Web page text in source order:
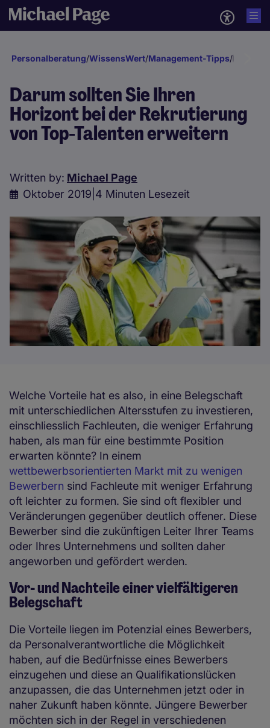
Personalberatung/WissensWert/Management-Tipps/
Darum sollten Sie Ihren
Horizont bei der Rekrutierung
von Top-Talenten erweitern
Written by: Michael Page
Oktober 2019 4 Minuten Lesezeit
Welche Vorteile hat es also, in eine Belegschaft
mit unterschiedlichen Altersstufen zu investieren,
einschliesslich Fachleuten, die weniger Erfahrung
haben, als man für eine bestimmte Position
erwarten könnte? In einem
wettbewerbsorientierten Markt mit zu wenigen
Bewerbern sind Fachleute mit weniger Erfahrung
oft leichter zu formen. Sie sind oft flexibler und
Veränderungen gegenüber deutlich offener. Diese
Bewerber sind die zukünftigen Leiter Ihrer Teams
oder Ihres Unternehmens und sollten daher
angeworben und gefördert werden.
Vor- und Nachteile einer vielfältigeren
Belegschaft
Die Vorteile liegen im Potenzial eines Bewerbers,
da Personalverantwortliche die Möglichkeit
haben, auf die Bedürfnisse eines Bewerbers
einzugehen und diese an Qualifikationslücken
anzupassen, die das Unternehmen jetzt oder in
naher Zukunft haben könnte. Jüngere Bewerber
möchten sich in der Regel in verschiedenen